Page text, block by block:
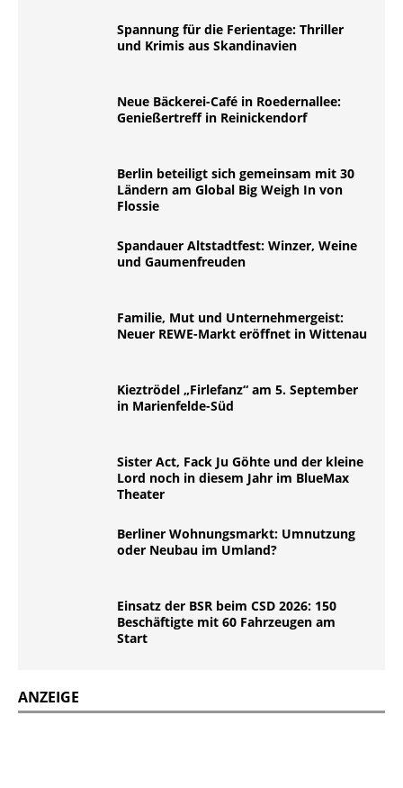
Spannung für die Ferientage: Thriller
und Krimis aus Skandinavien
Neue Bäckerei-Café in Roedernallee:
Genießertreff in Reinickendorf
Berlin beteiligt sich gemeinsam mit 30
Ländern am Global Big Weigh In von
Flossie
Spandauer Altstadtfest: Winzer, Weine
und Gaumenfreuden
Familie, Mut und Unternehmergeist:
Neuer REWE-Markt eröffnet in Wittenau
Kieztrödel „Firlefanz“ am 5. September
in Marienfelde-Süd
Sister Act, Fack Ju Göhte und der kleine
Lord noch in diesem Jahr im BlueMax
Theater
Berliner Wohnungsmarkt: Umnutzung
oder Neubau im Umland?
Einsatz der BSR beim CSD 2026: 150
Beschäftigte mit 60 Fahrzeugen am
Start
ANZEIGE